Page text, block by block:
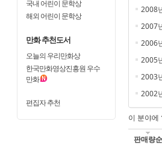
국내 어린이 문학상
해외 어린이 문학상
만화 추천도서
오늘의 우리만화상
한국만화영상진흥원 우수
만화
편집자 추천
2008
2007
2006
2005
2003
2002
이 분야에
판매량순